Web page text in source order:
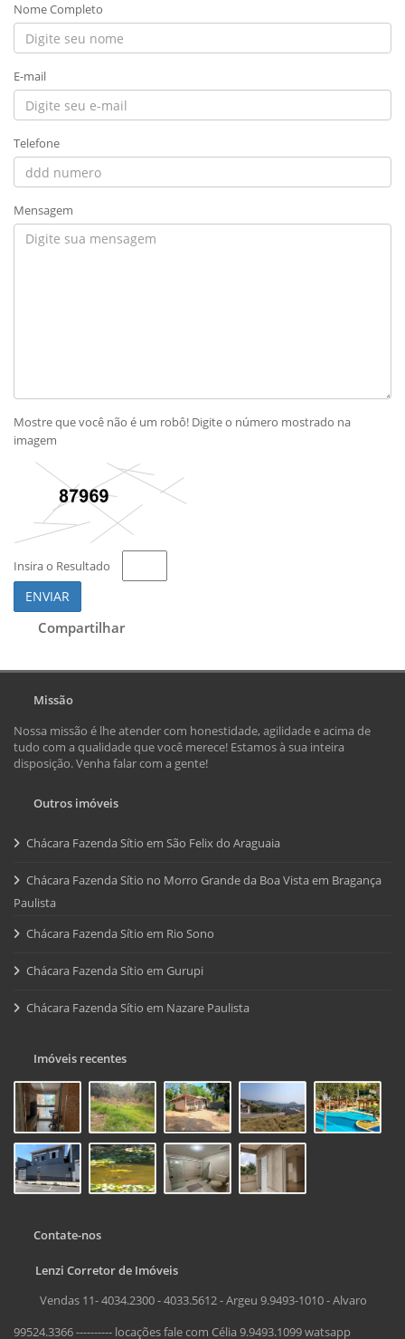
Nome Completo
E-mail
Telefone
Mensagem
Mostre que você não é um robô! Digite o número mostrado na
imagem
Insira o Resultado
ENVIAR
Compartilhar
Missão
Nossa missão é lhe atender com honestidade, agilidade e acima de
tudo com a qualidade que você merece! Estamos à sua inteira
disposição. Venha falar com a gente!
Outros imóveis
Chácara Fazenda Sítio em São Felix do Araguaia
Chácara Fazenda Sítio no Morro Grande da Boa Vista em Bragança
Paulista
Chácara Fazenda Sítio em Rio Sono
Chácara Fazenda Sítio em Gurupi
Chácara Fazenda Sítio em Nazare Paulista
Imóveis recentes
Contate-nos
Lenzi Corretor de Imóveis
Vendas 11- 4034.2300 - 4033.5612 - Argeu 9.9493-1010 - Alvaro
99524.3366 ---------- locações fale com Célia 9.9493.1099 watsapp